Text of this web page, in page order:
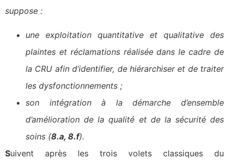
suppose :
une exploitation quantitative et qualitative des
plaintes et réclamations réalisée dans le cadre de
la CRU afin d’identifier, de hiérarchiser et de traiter
les dysfonctionnements ;
son intégration à la démarche d’ensemble
d’amélioration de la qualité et de la sécurité des
soins (8.a, 8.f).
Suivent après les trois volets classiques du